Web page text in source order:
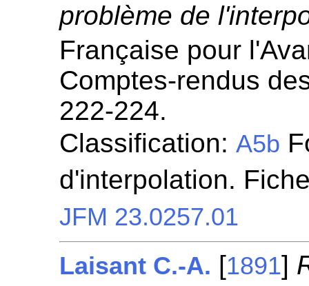
problème de
Française pour
Comptes-rendus
222-224.
Classification:A5b
d'interpolation.
JFM 23.0257.01
Laisant C.-A. [1891]